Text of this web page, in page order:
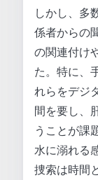
しかし、多
係者からの
の関連付け
た。特に、
れらをデジ
間を要し、
うことが課
水に溺れる
捜索は時間